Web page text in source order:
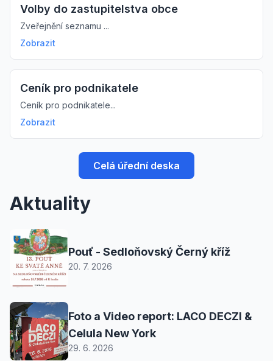
Volby do zastupitelstva obce
Zveřejnění seznamu ...
Zobrazit
Ceník pro podnikatele
Ceník pro podnikatele...
Zobrazit
Celá úřední deska
Aktuality
Pouť - Sedloňovský Černý kříž
20. 7. 2026
Foto a Video report: LACO DECZI &
Celula New York
29. 6. 2026